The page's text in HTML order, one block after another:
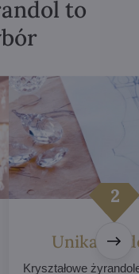
to
Unikalne
Kryształowe